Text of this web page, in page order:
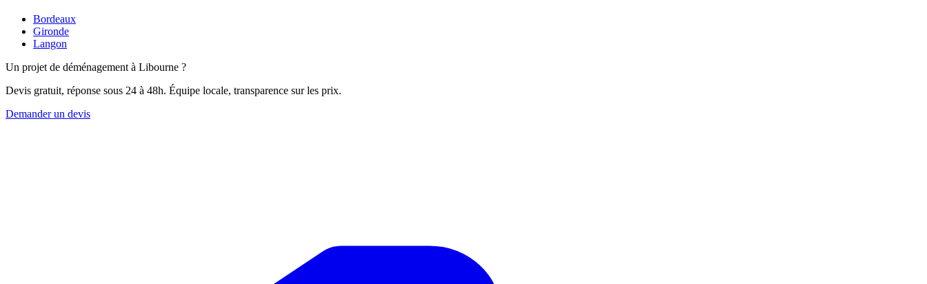
Bordeaux
Gironde
Langon
Un projet de déménagement à Libourne ?
Devis gratuit, réponse sous 24 à 48h. Équipe locale, transparence sur les prix.
Demander un devis